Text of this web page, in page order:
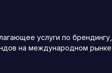
услуги по брендингу,
на международном рынке